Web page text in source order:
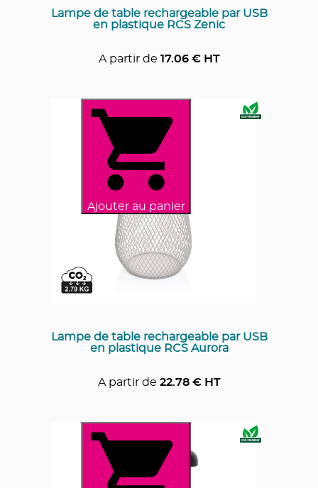
Lampe de table rechargeable par USB
en plastique RCS Zenic
A partir de 17.06€ HT
Ajouter au panier
Lampe de table rechargeable par USB
en plastique RCS Aurora
A partir de 22.78€ HT